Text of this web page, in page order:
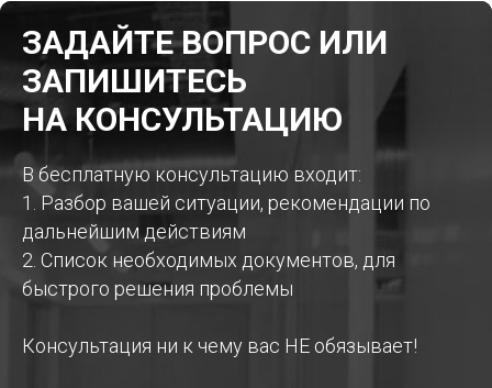
ЗАДАЙТЕ ВОПРОС ИЛИ
ЗАПИШИТЕСЬ
НА КОНСУЛЬТАЦИЮ
В бесплатную консультацию входит:
1. Разбор вашей ситуации, рекомендации по
дальнейшим действиям
2. Список необходимых документов, для
быстрого решения проблемы
Консультация ни к чему вас НЕ обязывает!